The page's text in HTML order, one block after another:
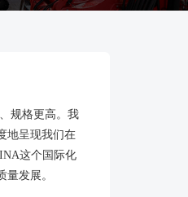
规格更高。我
地呈现我们在
这个国际化
发展。